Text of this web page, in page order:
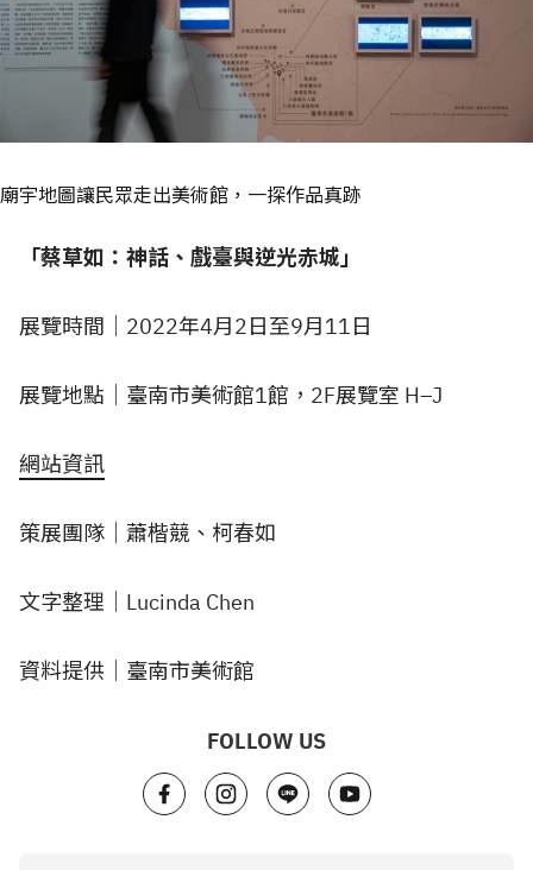
廟宇地圖讓民眾走出美術館，一探作品真跡
「蔡草如：神話、戲臺與逆光赤城」
展覽時間｜2022年4月2日至9月11日
展覽地點｜臺南市美術館1館，2F展覽室 H–J
網站資訊
策展團隊｜蕭楷競、柯春如
文字整理｜Lucinda Chen
資料提供｜臺南市美術館
FOLLOW US